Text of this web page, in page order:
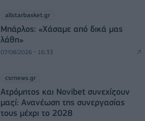
allstarbasket.gr
Μπάρλος: «Χάσαμε από δικά μας
λάθη»
07/08/2026 - 16:33
csrnews.gr
Ατρόμητος και Novibet συνεχίζουν
μαζί: Ανανέωση της συνεργασίας
τους μέχρι το 2028